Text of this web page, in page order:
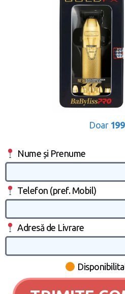
Doar
Nume și Prenume
Telefon (pref. Mobil)
Adresă de Livrare